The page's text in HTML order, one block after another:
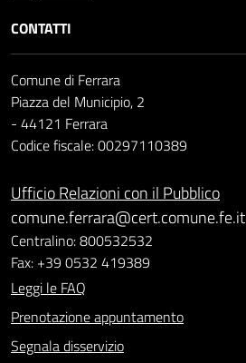
CONTATTI
Comune di Ferrara
Piazza del Municipio, 2
- 44121 Ferrara
Codice fiscale: 00297110389
Ufficio Relazioni con il Pubblico
comune.ferrara@cert.comune.fe.it
Centralino: 800532532
Fax: +39 0532 419389
Leggi le FAQ
Prenotazione appuntamento
Segnala disservizio